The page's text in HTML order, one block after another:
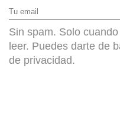
Sin spam. Solo
leer. Puedes darte de
de privacidad.